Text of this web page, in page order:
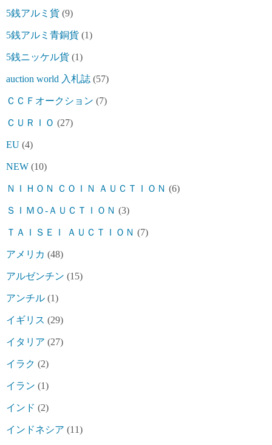
5銭アルミ貨 (9)
5銭アルミ青銅貨 (1)
5銭ニッケル貨 (1)
auction world 入札誌 (57)
ＣＣＦオークション (7)
ＣＵＲＩＯ (27)
EU (4)
NEW (10)
ＮＩＨＯＮ ＣＯＩＮ ＡＵＣＴＩＯＮ (6)
ＳＩＭＯ-ＡＵＣＴＩＯＮ (3)
ＴＡＩＳＥＩ ＡＵＣＴＩＯＮ (7)
アメリカ (48)
アルゼンチン (15)
アンチル (1)
イギリス (29)
イタリア (27)
イラク (2)
イラン (1)
インド (2)
インドネシア (11)